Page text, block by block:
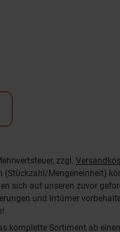
zzgl.
Mengeneinheit)
sich auf unseren zuvor
und Irrtümer
komplette Sortiment ab